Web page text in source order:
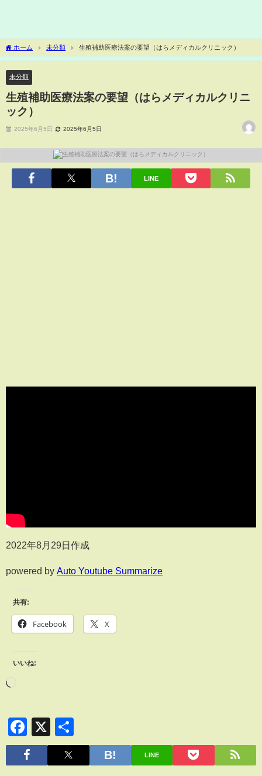
ホーム 未分類 生殖補助医療法案の要望（はらメディカルクリニック）
未分類
生殖補助医療法案の要望（はらメディカルクリニ
ック）
2025年6月5日 2025年6月5日
LINE
2022年8月29日作成
powered by Auto Youtube Summarize
共有:
Facebook X
いいね:
Facebook
X
有
LINE